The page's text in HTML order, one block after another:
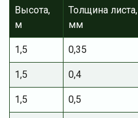
Высота,
м
Толщина листа,
мм
1,5 0,35
1,5 0,4
1,5 0,5